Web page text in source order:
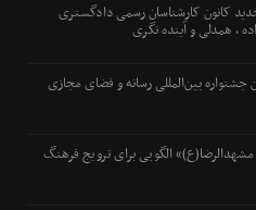
کانون کارشناسان رسمی دادگستری
، همدلی و آینده نگری
جشنواره بین‌المللی رسانه و فضای مجازی
الگویی برای ترویج فرهنگ